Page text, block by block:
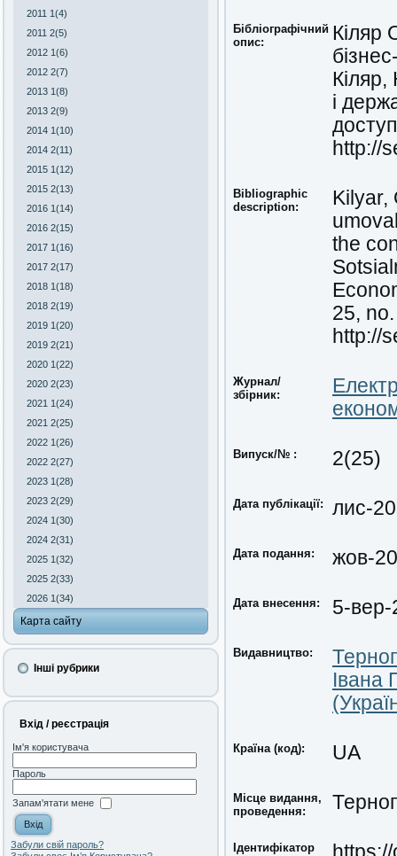
2011 1(4)
2011 2(5)
2012 1(6)
2012 2(7)
2013 1(8)
2013 2(9)
2014 1(10)
2014 2(11)
2015 1(12)
2015 2(13)
2016 1(14)
2016 2(15)
2017 1(16)
2017 2(17)
2018 1(18)
2018 2(19)
2019 1(20)
2019 2(21)
2020 1(22)
2020 2(23)
2021 1(24)
2021 2(25)
2022 1(26)
2022 2(27)
2023 1(28)
2023 2(29)
2024 1(30)
2024 2(31)
2025 1(32)
2025 2(33)
2026 1(34)
Карта сайту
Інші рубрики
Вхід / реєстрація
Ім'я користувача
Пароль
Запам'ятати мене
Забули свій пароль?
Бібліографічний
опис:
Кіляр
і
http://
Bibliographic
description:
Kilyar,
the
25,
http://
Журнал/
збірник:
Випуск/№ : 2(25)
Дата публікації: лис-
Дата подання: жов-
Дата внесення: 5-вер-
Видавництво:
Івана
Країна (код): UA
Місце видання,
проведення:
Ідентифікатор